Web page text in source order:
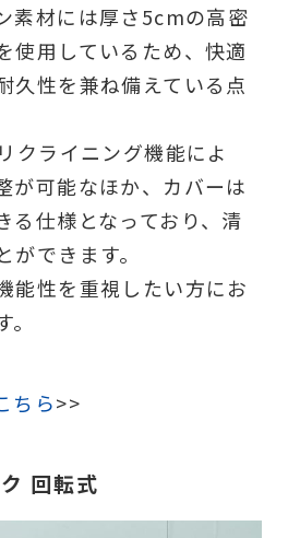
素材には厚さ5cmの高密
使用しているため、快適
久性を兼ね備えている点
クライニング機能によ
が可能なほか、カバーは
る仕様となっており、清
できます。
能性を重視したい方にお
ちら>>
回転式